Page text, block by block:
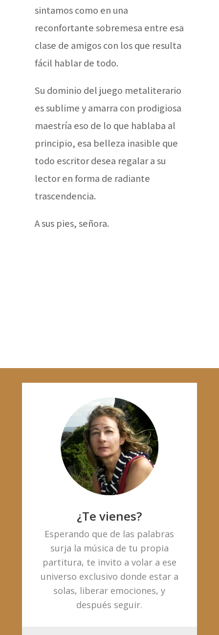
sintamos como en una
reconfortante sobremesa entre esa
clase de amigos con los que resulta
fácil hablar de todo.
Su dominio del juego metaliterario
es sublime y amarra con prodigiosa
maestría eso de lo que hablaba al
principio, esa belleza inasible que
todo escritor desea regalar a su
lector en forma de radiante
trascendencia.
A sus pies, señora.
¿Te vienes?
Esperando que de las palabras
surja la música de tu propia
partitura, te invito a volar a ese
universo exclusivo donde estar a
solas, liberar emociones, y
después seguir.